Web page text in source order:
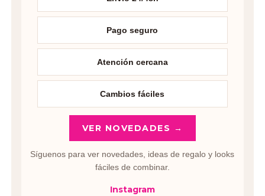
Pago seguro
Atención cercana
Cambios fáciles
VER NOVEDADES →
Síguenos para ver novedades, ideas de regalo y looks
fáciles de combinar.
Instagram